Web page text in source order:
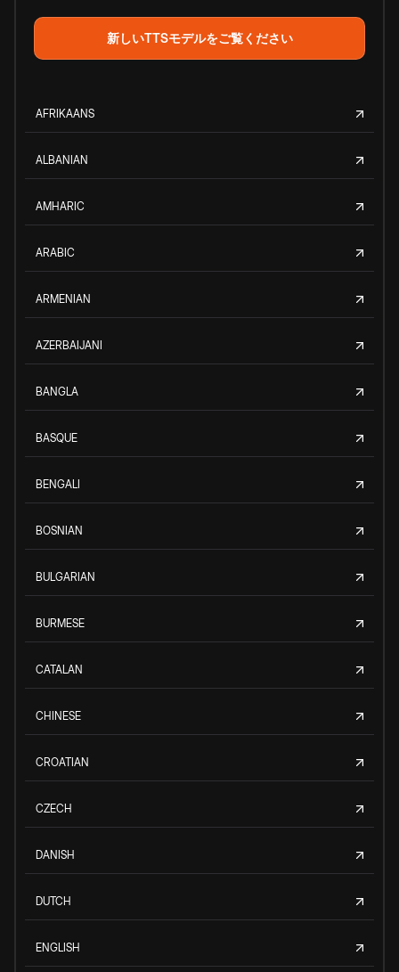
新しいTTSモデルをご覧ください
AFRIKAANS
ALBANIAN
AMHARIC
ARABIC
ARMENIAN
AZERBAIJANI
BANGLA
BASQUE
BENGALI
BOSNIAN
BULGARIAN
BURMESE
CATALAN
CHINESE
CROATIAN
CZECH
DANISH
DUTCH
ENGLISH